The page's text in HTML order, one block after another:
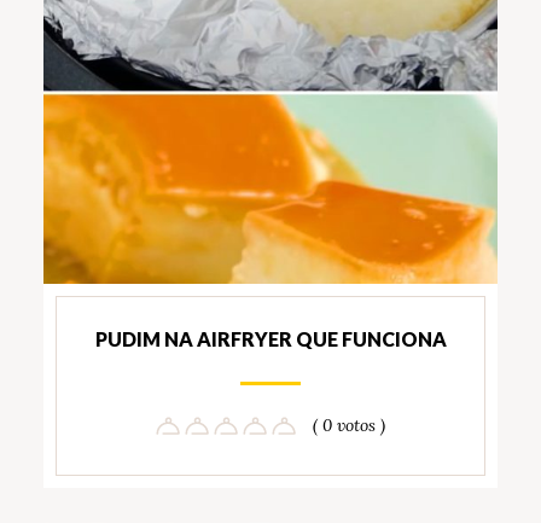
PUDIM NA AIRFRYER QUE FUNCIONA
( 0 votos )